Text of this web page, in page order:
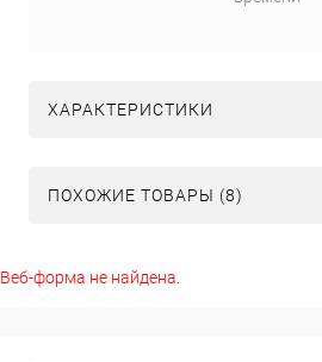
ХАРАКТЕРИСТИКИ
ПОХОЖИЕ ТОВАРЫ (8)
Веб-форма не найдена.